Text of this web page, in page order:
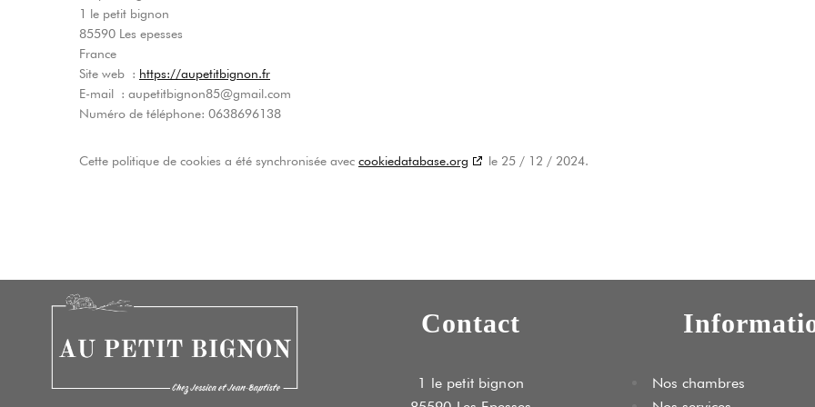
1 le petit bignon
85590 Les epesses
France
Site web : https://aupetitbignon.fr
E-mail : aupetitbignon85@gmail.com
Numéro de téléphone: 0638696138
Cette politique de cookies a été synchronisée avec cookiedatabase.org le 25 / 12 / 2024.
Contact
1 le petit bignon
Nos chambres